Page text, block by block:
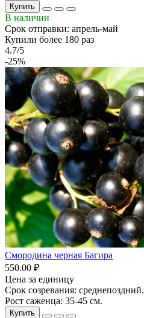
Купить
В наличии
Срок отправки: апрель-май
Купили более 180 раз
4.7/5
-25%
Смородина черная Багира
550.00 ₽
Цена за единицу
Срок созревания: среднепоздний.
Рост саженца: 35-45 см.
Купить